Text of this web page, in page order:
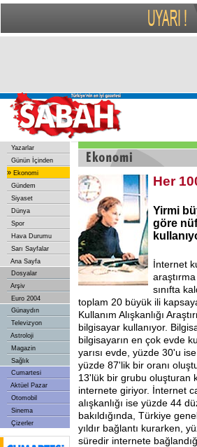
Yazarlar
Günün İçinden
» Ekonomi
Gündem
Siyaset
Dünya
Spor
Hava Durumu
Sarı Sayfalar
Ana Sayfa
Dosyalar
Arşiv
Euro 2004
Günaydın
Televizyon
Astroloji
Magazin
Sağlık
Cumartesi
Aktüel Pazar
Otomobil
Sinema
Çizerler
Her
Yirmi
göre
İnternet
sınıfta
toplam 20 büyük ili
Kullanım Alışkanlığı
bilgisayar kullanıyor.
bilgisayarın en çok evde
yarısı evde, yüzde 30'u
yüzde 87'lik bir oranı
13'lük bir grubu oluşturan
internete giriyor. İnternet
alışkanlığı ise yüzde 44
bakıldığında, Türkiye
yıldır bağlantı kurarken,
süredir internete